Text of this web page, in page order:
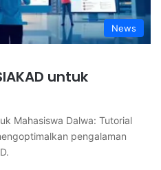
News
untuk
Mahasiswa Dalwa: Tutorial
pengalaman